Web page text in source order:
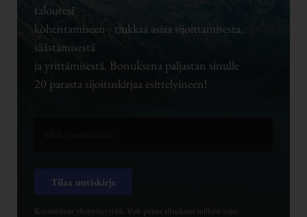
taloutesi
kohentamiseen - tiukkaa asiaa sijoittamisesta,
säästämisestä
ja yrittämisestä. Bonuksena paljastan sinulle
20 parasta sijoituskirjaa esittelyineen!
Tilaa uutiskirje
Kunnioitan yksityisyyttäsi. Voit perua tilauksesi milloin vain.